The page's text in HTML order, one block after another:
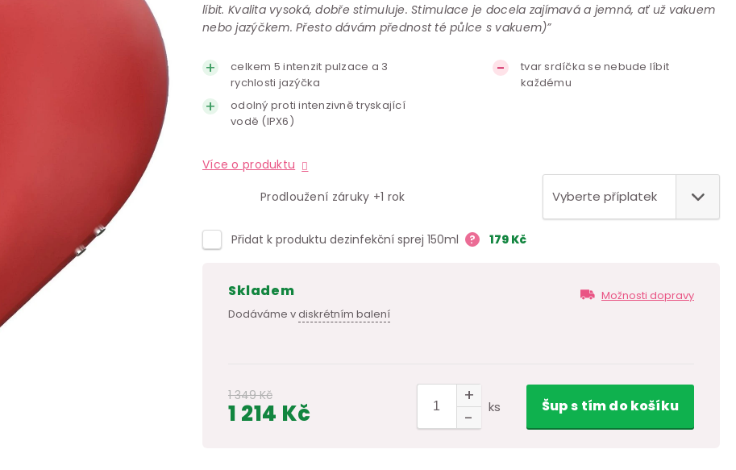
líbit. Kvalita vysoká, dobře stimuluje. Stimulace je docela zajímavá a jemná, ať už vakuem
nebo jazýčkem. Přesto dávám přednost té půlce s vakuem)”
celkem 5 intenzit pulzace a 3
rychlosti jazýčka
odolný proti intenzivně tryskající
vodě (IPX6)
tvar srdíčka se nebude líbit
každému
Více o produktu
Prodloužení záruky +1 rok
Přidat k produktu dezinfekční sprej 150ml ? 179 Kč
skladem
Dodáváme vdiskrétním balení
Možnosti dopravy
1 349 Kč
1 214 Kč ks Šups tímdo košíku